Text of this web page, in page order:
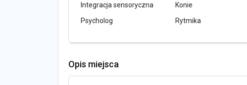
Integracja sensoryczna Konie
Psycholog
Rytmika
Opis miejsca